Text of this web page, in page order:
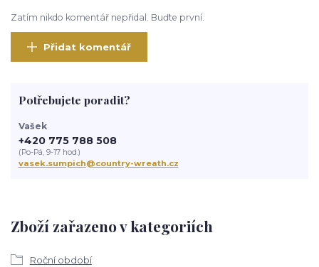
Zatím nikdo komentář nepřidal. Buďte první.
Přidat komentář
Zboží zařazeno v kategoriích
Roční období
Potřebujete poradit?
Vašek
+420 775 788 508
(Po-Pá, 9-17 hod.)
vasek.sumpich@country-wreath.cz